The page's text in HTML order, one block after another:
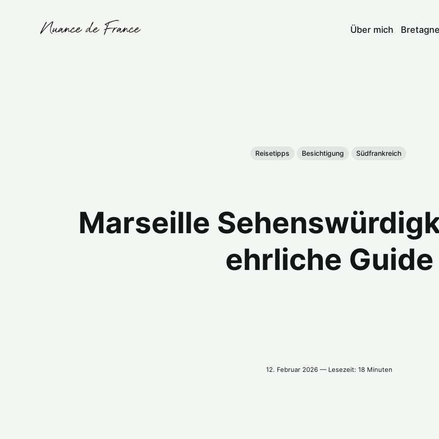
Über mich Bretagne
Reisetipps Besichtigung Südfrankreich
Marseille
ehrliche Guide
12. Februar 2026 — Lesezeit: 18 Minuten